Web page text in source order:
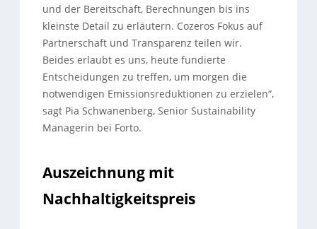
und der Bereitschaft, Berechnungen bis ins
kleinste Detail zu erläutern. Cozeros Fokus auf
Partnerschaft und Transparenz teilen wir.
Beides erlaubt es uns, heute fundierte
Entscheidungen zu treffen, um morgen die
notwendigen Emissionsreduktionen zu erzielen“,
sagt Pia Schwanenberg, Senior Sustainability
Managerin bei Forto.
Auszeichnung mit
Nachhaltigkeitspreis